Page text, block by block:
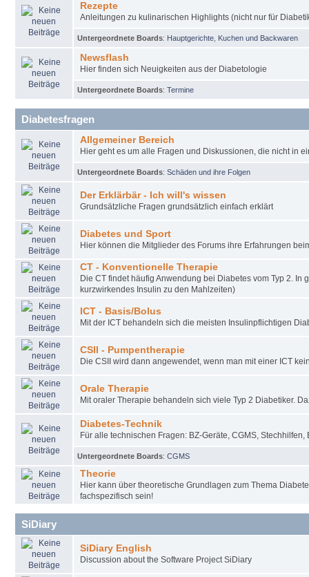
Rezepte
Anleitungen zu kulinarischen Highlights (nicht nur für
Untergeordnete Boards: Hauptgerichte Kuchen und Backwaren
Newsflash
Hier finden sich Neuigkeiten aus der Diabetologie
Untergeordnete Boards: Termine
Diabetesfragen
Allgemeiner Bereich
Hier geht es um alle Fragen und Diskussionen, die nicht in
Untergeordnete Boards: Schäden und ihre Folgen
Der Erklärbär - Ich will's wissen
Grundsätzliche Fragen grundsätzlich einfach erklärt
Diabetes und Sport
Hier können die Mitglieder des Forums ihre Erfahrungen
CT - Konventionelle Therapie
Die CT findet häufig Anwendung bei Diabetes vom Typ 2.
kurzwirkendes Insulin zu den Mahlzeiten)
ICT - Basis/Bolus
Mit der ICT behandeln sich die meisten Insulinpflichtigen
CSII - Pumpentherapie
Die CSII wird dann angewendet, wenn man mit einer ICT
Orale Therapie
Mit oraler Therapie behandeln sich viele Typ 2 Diabetiker.
Diabetes-Technik
Für alle technischen Fragen: BZ-Geräte, CGMS, Stechhilfen,
Untergeordnete Boards: CGMS
Theorie
Hier kann über theoretische Grundlagen zum Thema
fachspezifisch sein!
SiDiary
SiDiary English
Discussion about the Software Project SiDiary